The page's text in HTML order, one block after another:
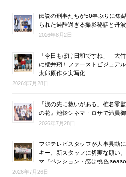
伝説の刑事たちが50年ぶりに集
られた過酷過ぎる撮影秘話と丹
2026年8月2日
「今日もぼけ日和ですね」―大
に櫻井翔！ファーストビジュア
太郎原作を実写化
2026年7月28日
「涙の先に救いがある」椎名零
の花』池袋シネマ・ロサで満員
2026年7月28日
フジテレビスタッフが人事異動
キー、新スタッフに切実な願い
マ『ペンション・恋は桃色
2026年7月26日